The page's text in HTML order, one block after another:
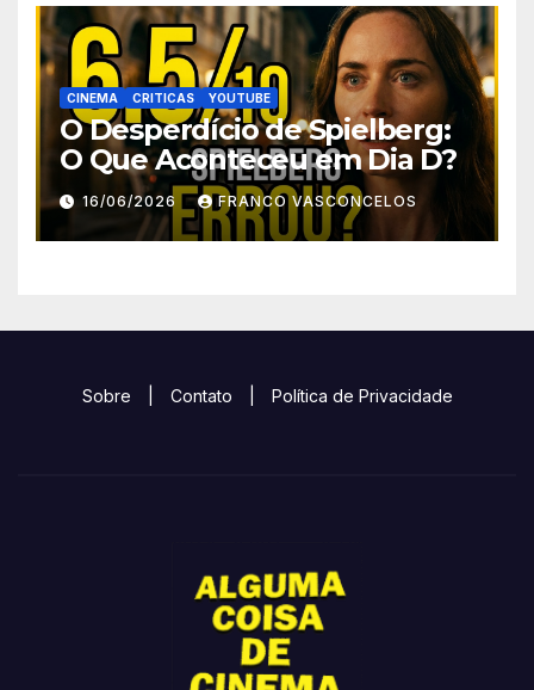
CINEMA CRITICAS YOUTUBE
O Desperdício de Spielberg:
O Que Aconteceu em Dia D?
16/06/2026 FRANCO VASCONCELOS
Sobre Contato Política de Privacidade